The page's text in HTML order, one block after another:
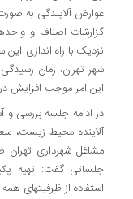
گرایی
رسید
اخبار
سایت
اجتماعی
اقتصادی
فرهنگ
عوارض آلایندگی به
گزارشات اصناف و
نزدیک با راه اندازی
شهر تهران، زمان
این امر موجب افزایش
در ادامه جلسه بررسی و
آلاینده محیط زیست،
مشاغل شهرداری تهران
جلساتی گفت: تهیه
استفاده از ظرفیتهای